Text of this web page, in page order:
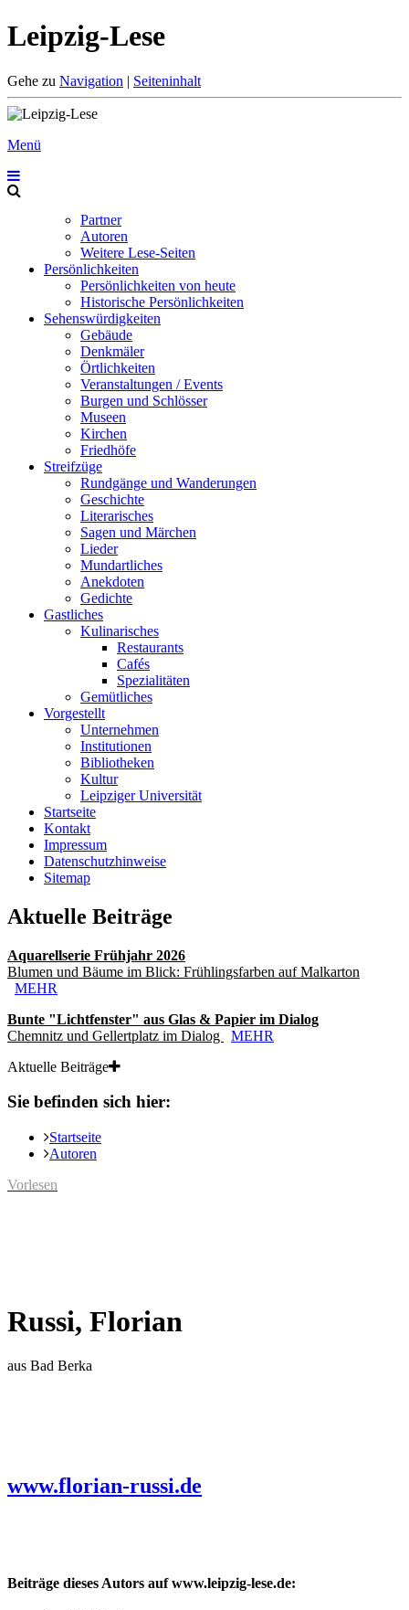
Leipzig-Lese
Gehe zu Navigation | Seiteninhalt
Menü
Partner
Autoren
Weitere Lese-Seiten
Persönlichkeiten
Persönlichkeiten von heute
Historische Persönlichkeiten
Sehenswürdigkeiten
Gebäude
Denkmäler
Örtlichkeiten
Veranstaltungen / Events
Burgen und Schlösser
Museen
Kirchen
Friedhöfe
Streifzüge
Rundgänge und Wanderungen
Geschichte
Literarisches
Sagen und Märchen
Lieder
Mundartliches
Anekdoten
Gedichte
Gastliches
Kulinarisches
Restaurants
Cafés
Spezialitäten
Gemütliches
Vorgestellt
Unternehmen
Institutionen
Bibliotheken
Kultur
Leipziger Universität
Startseite
Kontakt
Impressum
Datenschutzhinweise
Sitemap
Aktuelle Beiträge
Aquarellserie Frühjahr 2026
Blumen und Bäume im Blick: Frühlingsfarben auf Malkarton
MEHR
Bunte "Lichtfenster" aus Glas & Papier im Dialog
Chemnitz und Gellertplatz im Dialog
MEHR
Aktuelle Beiträge
Sie befinden sich hier:
Startseite
Autoren
Vorlesen
Russi, Florian
aus Bad Berka
www.florian-russi.de
Beiträge dieses Autors auf www.leipzig-lese.de: